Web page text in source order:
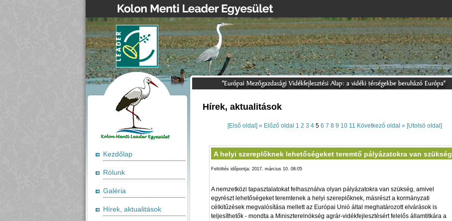
Kezdőlap
Rólunk
Galéria
Hírek, aktualitások
Hírek, aktualitások
[Első oldal] « Előző oldal 1 2 3 45 6 7 8 9 10 11 Következő oldal » [Utolsó oldal]
A helyi szereplőknek lehetőségeket teremtő pályázatokra van szükség
Feltöltés időpontja: 2017. március 10. 08:05
A nemzetközi tapasztalatokat felhasználva olyan pályázatokra van szükség, amivel
egyrészt lehetőségeket teremtenek a helyi szereplőknek, másrészt a kormányzati
célkitűzések megvalósítása mellett az Európai Unió által meghatározott elvárások is
teljesíthetők - mondta a Miniszterelnökség agrár-vidékfejlesztésért felelős államtitkára a